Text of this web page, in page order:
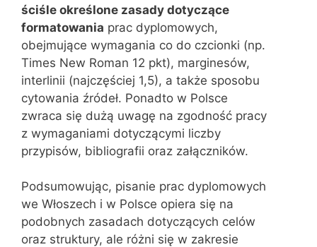
ściśle określone zasady dotyczące
formatowania prac dyplomowych,
obejmujące wymagania co do czcionki (np.
Times New Roman 12 pkt), marginesów,
interlinii (najczęściej 1,5), a także sposobu
cytowania źródeł. Ponadto w Polsce
zwraca się dużą uwagę na zgodność pracy
z wymaganiami dotyczącymi liczby
przypisów, bibliografii oraz załączników.
Podsumowując, pisanie prac dyplomowych
we Włoszech i w Polsce opiera się na
podobnych zasadach dotyczących celów
oraz struktury, ale różni się w zakresie